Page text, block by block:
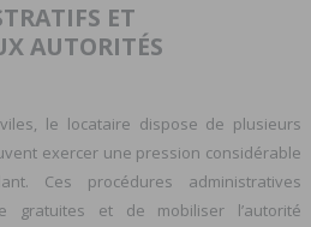
ET
AUTORITÉS
le locataire dispose de plusieurs
exercer une pression considérable
Ces procédures administratives
gratuites et de mobiliser l’autorité